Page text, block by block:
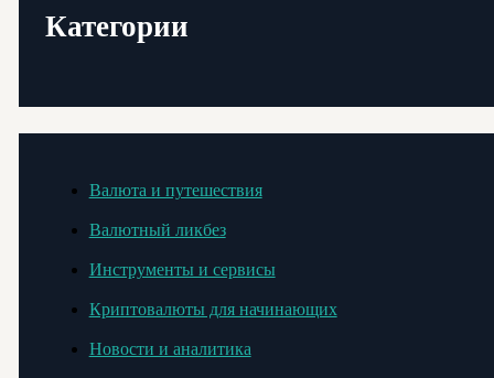
Категории
Валюта и путешествия
Валютный ликбез
Инструменты и сервисы
Криптовалюты для начинающих
Новости и аналитика